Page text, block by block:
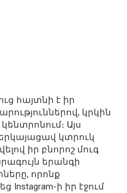
հայտնի է իր
կրկին
Այս
կտրուկ
իր բնորոշ մուգ
երանգի
որոնք
ի իր էջում